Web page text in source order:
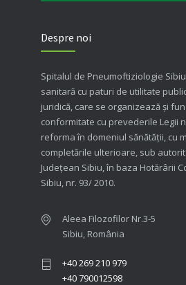
Despre noi
Spitalul de Pneumoftiziologie
sanitară cu paturi de utilitate
juridică, care se organizează şi
conformitate cu prevederile Legii
reforma în domeniul sănătăţii, cu
completările ulterioare, sub
Judeţean Sibiu, în baza Hotărârii
Sibiu, nr. 93/ 2010.
Aleea Filozofilor Nr.3-5
Sibiu, România
+40 269 210 979
+40 790012598